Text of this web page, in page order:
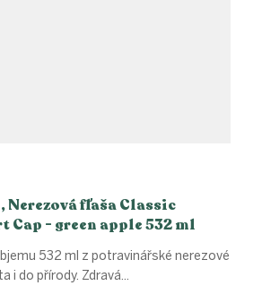
Nerezová fľaša Classic
Cap - green apple 532 ml
532 ml z potravinářské nerezové
i do přírody. Zdravá...